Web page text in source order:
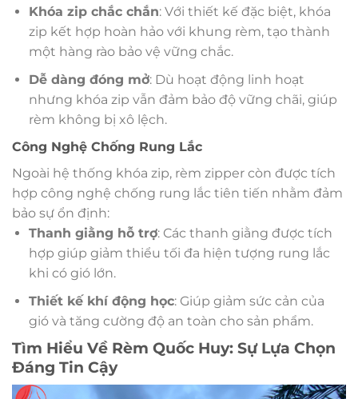
Khóa zip chắc chắn: Với thiết kế đặc biệt, khóa
zip kết hợp hoàn hảo với khung rèm, tạo thành
một hàng rào bảo vệ vững chắc.
Dễ dàng đóng mở: Dù hoạt động linh hoạt
nhưng khóa zip vẫn đảm bảo độ vững chãi, giúp
rèm không bị xô lệch.
Công Nghệ Chống Rung Lắc
Ngoài hệ thống khóa zip, rèm zipper còn được tích
hợp công nghệ chống rung lắc tiên tiến nhằm đảm
bảo sự ổn định:
Thanh giằng hỗ trợ: Các thanh giằng được tích
hợp giúp giảm thiểu tối đa hiện tượng rung lắc
khi có gió lớn.
Thiết kế khí động học: Giúp giảm sức cản của
gió và tăng cường độ an toàn cho sản phẩm.
Tìm Hiểu Về Rèm Quốc Huy: Sự Lựa Chọn
Đáng Tin Cậy